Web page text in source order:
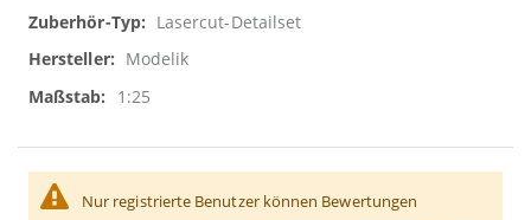
Informationen
Lasercut-Detailset
Modelik
1:25
Nur registrierte Benutzer können Bewertungen